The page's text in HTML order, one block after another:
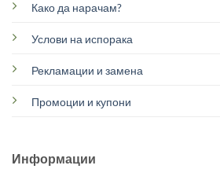
Како да нарачам?
Услови на испорака
Рекламации и замена
Промоции и купони
Информации